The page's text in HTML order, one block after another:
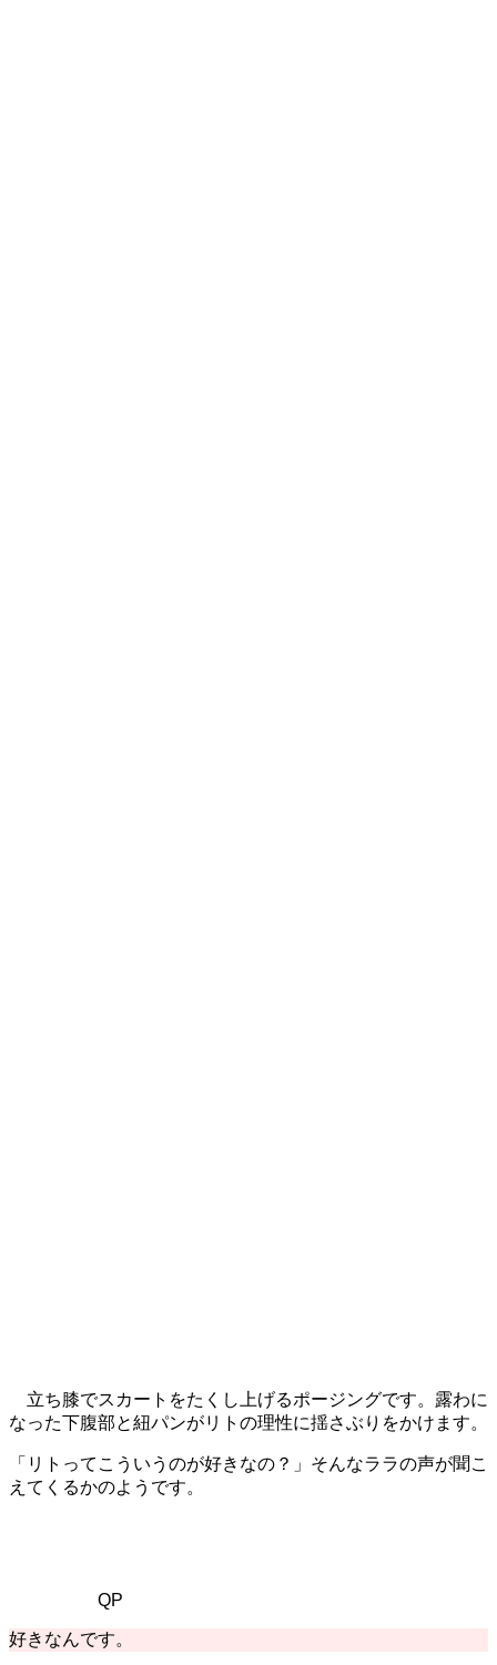
立ち膝でスカートをたくし上げるポージングです。露わに
なった下腹部と紐パンがリトの理性に揺さぶりをかけます。
「リトってこういうのが好きなの？」そんなララの声が聞こ
えてくるかのようです。
QP
好きなんです。